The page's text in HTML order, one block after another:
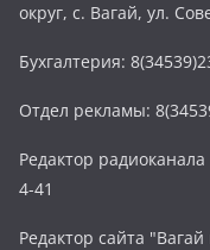
округ, с. Вагай, ул.
Бухгалтерия:
Отдел рекламы:
Редактор
4-41
Редактор сайта